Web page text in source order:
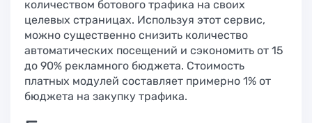
количеством ботового трафика на своих
целевых страницах. Используя этот сервис,
можно существенно снизить количество
автоматических посещений и сэкономить от 15
до 90% рекламного бюджета. Стоимость
платных модулей составляет примерно 1% от
бюджета на закупку трафика.